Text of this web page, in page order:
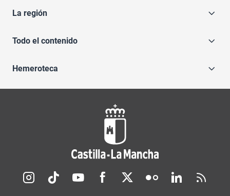
La región
Todo el contenido
Hemeroteca
Redes sociales JCCM